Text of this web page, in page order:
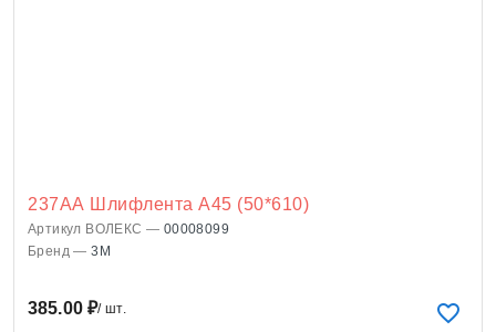
237АА Шлифлента A45 (50*610)
Артикул ВОЛЕКС — 00008099
Бренд —3M
385.00 ₽/ шт.